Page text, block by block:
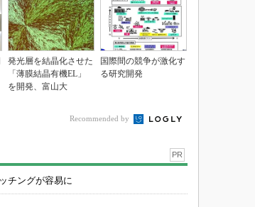
発光層を結晶化させた
「薄膜結晶有機EL」
を開発、富山大
国際間の競争が激化す
る研究開発
Recommended by
PR
チングが容易に